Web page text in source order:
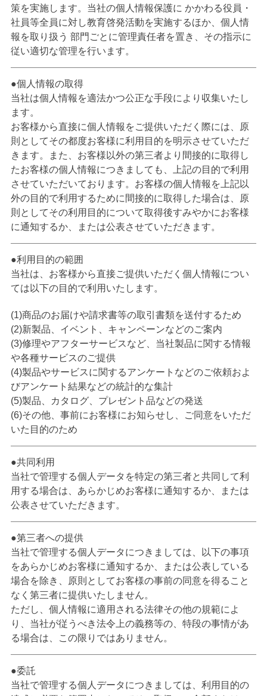
策を実施します。当社の個人情報保護に かかわる役員・
社員等全員に対し教育啓発活動を実施するほか、個人情
報を取り扱う 部門ごとに管理責任者を置き、その指示に
従い適切な管理を行います。
個人情報の取得
当社は個人情報を適法かつ公正な手段により収集いたし
ます。
お客様から直接に個人情報をご提供いただく際には、原
則としてその都度お客様に利用目的を明示させていただ
きます。また、お客様以外の第三者より間接的に取得し
たお客様の個人情報につきましても、上記の目的で利用
させていただいております。お客様の個人情報を上記以
外の目的で利用するために間接的に取得した場合は、原
則としてその利用目的について取得後すみやかにお客様
に通知するか、または公表させていただきます。
利用目的の範囲
当社は、お客様から直接ご提供いただく個人情報につい
ては以下の目的で利用いたします。
(1)商品のお届けや請求書等の取引書類を送付するため
(2)新製品、イベント、キャンペーンなどのご案内
(3)修理やアフターサービスなど、当社製品に関する情報
や各種サービスのご提供
(4)製品やサービスに関するアンケートなどのご依頼およ
びアンケート結果などの統計的な集計
(5)製品、カタログ、プレゼント品などの発送
(6)その他、事前にお客様にお知らせし、ご同意をいただ
いた目的のため
共同利用
当社で管理する個人データを特定の第三者と共同して利
用する場合は、あらかじめお客様に通知するか、または
公表させていただきます。
第三者への提供
当社で管理する個人データにつきましては、以下の事項
をあらかじめお客様に通知するか、または公表している
場合を除き、原則としてお客様の事前の同意を得ること
なく第三者に提供いたしません。
ただし、個人情報に適用される法律その他の規範によ
り、当社が従うべき法令上の義務等の、特段の事情があ
る場合は、この限りではありません。
委託
当社で管理する個人データにつきましては、利用目的の